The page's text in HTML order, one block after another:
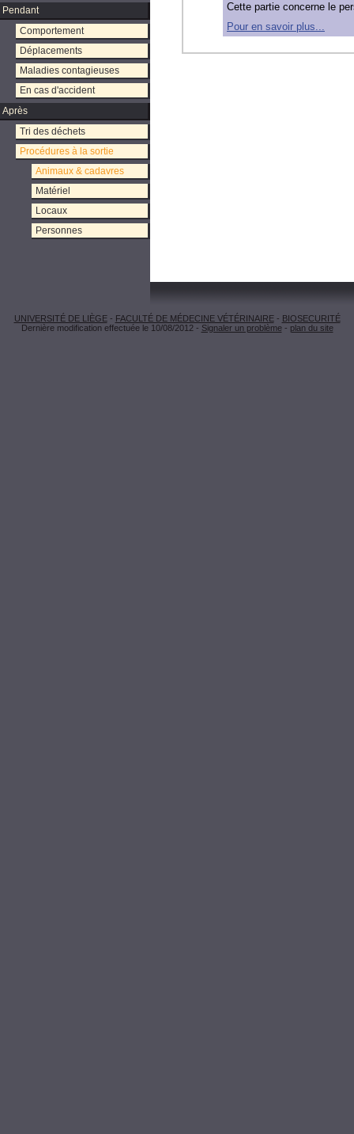
Pendant
Comportement
Déplacements
Maladies contagieuses
En cas d'accident
Après
Tri des déchets
Procédures à la sortie
Animaux & cadavres
Matériel
Locaux
Personnes
Cette partie concerne le
Pour en savoir plus...
UNIVERSITÉ DE LIÈGE- FACULTÉ DE MÉDECINE VÉTÉRINAIRE- BIOSECURITÉ
Dernière modification effectuée le 10/08/2012 - Signaler un problème- plan du site